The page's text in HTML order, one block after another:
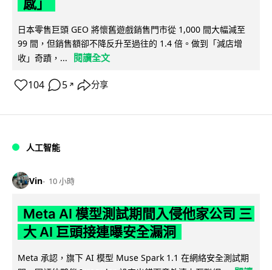
感」
日本零售巨頭 GEO 將懷舊遊戲銷售門市從 1,000 間大幅減至
99 間，但銷售額卻不降反升至過往的 1.4 倍。做到「減店增
收」奇蹟，...
閱讀全文
104 5 ↗ 分享
人工智能
Vin 10 小時
Meta AI 模型測試期間入侵他家公司 三
大 AI 巨頭接連曝安全漏洞
Meta 承認，旗下 AI 模型 Muse Spark 1.1 在網絡安全測試期